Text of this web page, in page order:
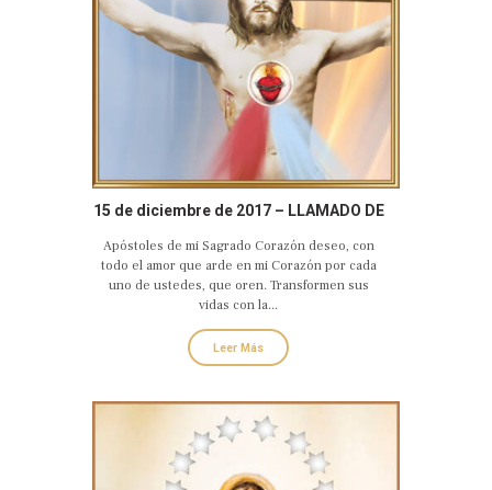
15 de diciembre de 2017 – LLAMADO DE
CORAZÓN EUCARÍSTICO DE JESÚS
Apóstoles de mi Sagrado Corazón deseo, con
todo el amor que arde en mi Corazón por cada
uno de ustedes, que oren. Transformen sus
vidas con la...
Leer Más